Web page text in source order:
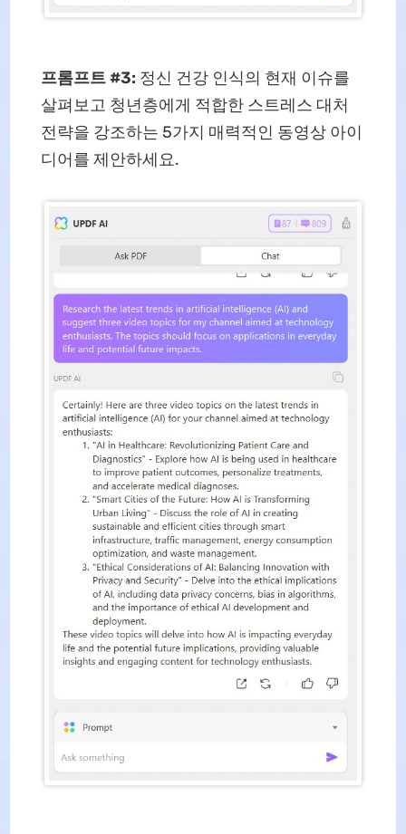
프롬프트 #3: 정신 건강 인식의 현재 이슈를
살펴보고 청년층에게 적합한 스트레스 대처
전략을 강조하는 5가지 매력적인 동영상 아이
디어를 제안하세요.